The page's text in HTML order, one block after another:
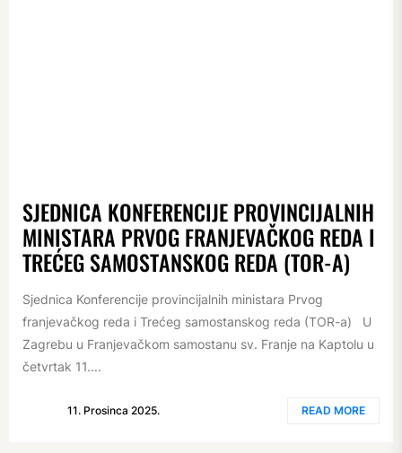
SJEDNICA KONFERENCIJE PROVINCIJALNIH
MINISTARA PRVOG FRANJEVAČKOG REDA I
TREĆEG SAMOSTANSKOG REDA (TOR-A)
Sjednica Konferencije provincijalnih ministara Prvog
franjevačkog reda i Trećeg samostanskog reda (TOR-a) U
Zagrebu u Franjevačkom samostanu sv. Franje na Kaptolu u
četvrtak 11....
11. Prosinca 2025. READ MORE